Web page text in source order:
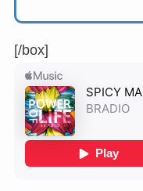
[/box]